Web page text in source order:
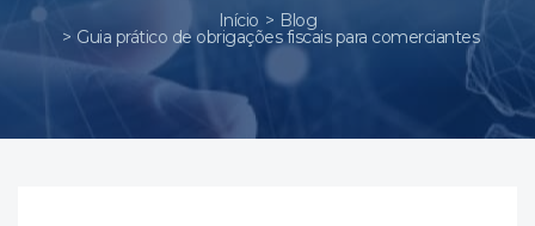
Início Blog
Guia prático de obrigações fiscais para comerciantes